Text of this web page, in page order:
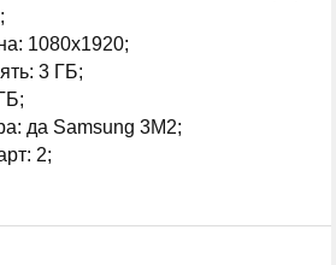
1080x1920;
3 ГБ;
да Samsung 3M2;
2;